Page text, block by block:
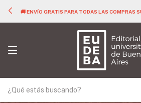
🚚 ENVÍO GRATIS PARA TODAS LAS COMPRAS